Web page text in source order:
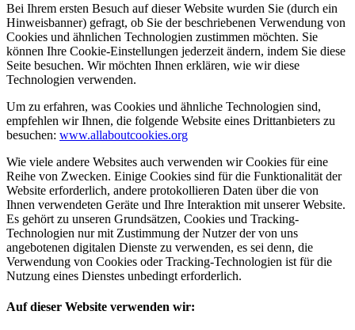
Bei Ihrem ersten Besuch auf dieser Website wurden Sie (durch ein
Hinweisbanner) gefragt, ob Sie der beschriebenen Verwendung von
Cookies und ähnlichen Technologien zustimmen möchten. Sie
können Ihre Cookie-Einstellungen jederzeit ändern, indem Sie diese
Seite besuchen. Wir möchten Ihnen erklären, wie wir diese
Technologien verwenden.
Um zu erfahren, was Cookies und ähnliche Technologien sind,
empfehlen wir Ihnen, die folgende Website eines Drittanbieters zu
besuchen: www.allaboutcookies.org
Wie viele andere Websites auch verwenden wir Cookies für eine
Reihe von Zwecken. Einige Cookies sind für die Funktionalität der
Website erforderlich, andere protokollieren Daten über die von
Ihnen verwendeten Geräte und Ihre Interaktion mit unserer Website.
Es gehört zu unseren Grundsätzen, Cookies und Tracking-
Technologien nur mit Zustimmung der Nutzer der von uns
angebotenen digitalen Dienste zu verwenden, es sei denn, die
Verwendung von Cookies oder Tracking-Technologien ist für die
Nutzung eines Dienstes unbedingt erforderlich.
Auf dieser Website verwenden wir: